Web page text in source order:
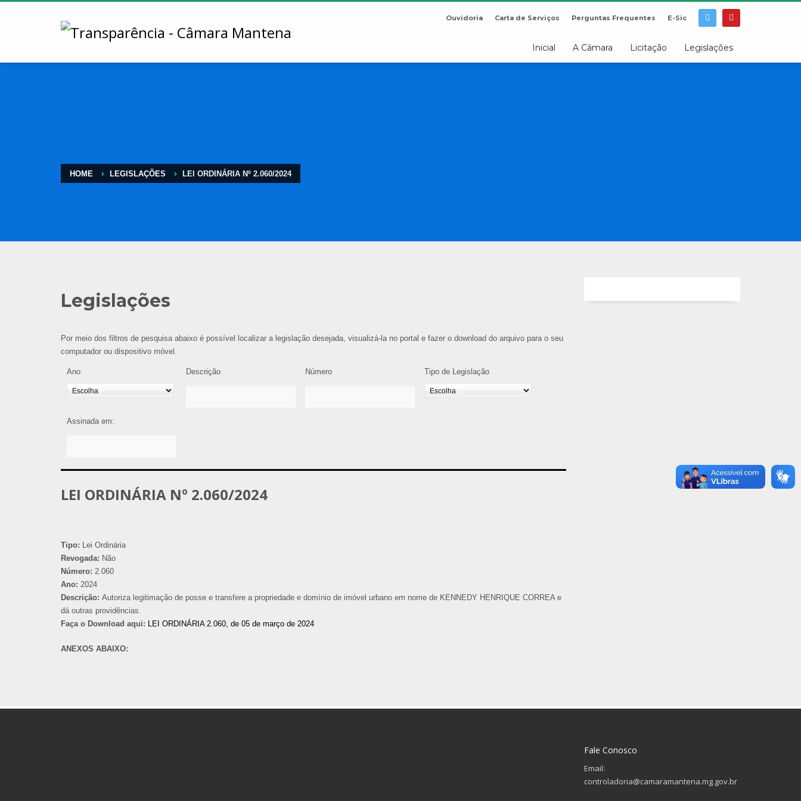
Ouvidoria Carta de Serviços Perguntas Frequentes E-Sic
Inicial A Câmara Licitação Legislações
HOME LEGISLAÇÕES LEI ORDINÁRIA Nº 2.060/2024
Legislações
Por meio dos filtros de pesquisa abaixo é possível localizar a legislação desejada, visualizá-la no portal e fazer o download do arquivo para o seu
computador ou dispositivo móvel.
Ano Descrição Número Tipo de Legislação
Assinada em:
LEI ORDINÁRIA Nº 2.060/2024
Tipo: Lei Ordinária
Revogada: Não
Número: 2.060
Ano: 2024
Descrição: Autoriza legitimação de posse e transfere a propriedade e domínio de imóvel urbano em nome de KENNEDY HENRIQUE CORREA e
dá outras providências.
Faça o Download aqui: LEI ORDINÁRIA 2.060, de 05 de março de 2024
ANEXOS ABAIXO:
Fale Conosco
Email:
controladoria@camaramantena.mg.gov.br